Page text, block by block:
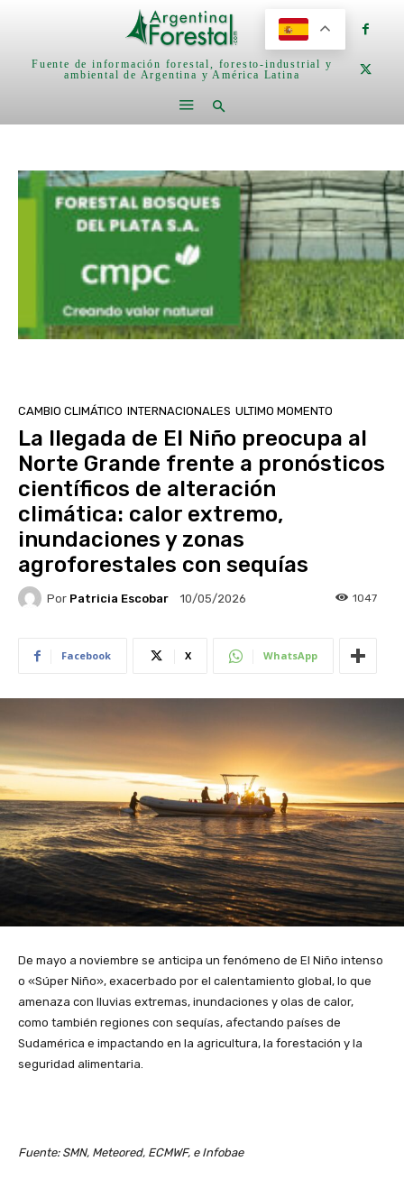
Fuente de información forestal, foresto-industrial y
ambiental de Argentina y América Latina
CAMBIO CLIMÁTICO INTERNACIONALES ULTIMO MOMENTO
La llegada de El Niño preocupa al
Norte Grande frente a pronósticos
científicos de alteración
climática: calor extremo,
inundaciones y zonas
agroforestales con sequías
Por Patricia Escobar 10/05/2026 1047
Facebook X WhatsApp
De mayo a noviembre se anticipa un fenómeno de El Niño intenso
o «Súper Niño», exacerbado por el calentamiento global, lo que
amenaza con lluvias extremas, inundaciones y olas de calor,
como también regiones con sequías, afectando países de
Sudamérica e impactando en la agricultura, la forestación y la
seguridad alimentaria.
Fuente: SMN, Meteored, ECMWF, e Infobae